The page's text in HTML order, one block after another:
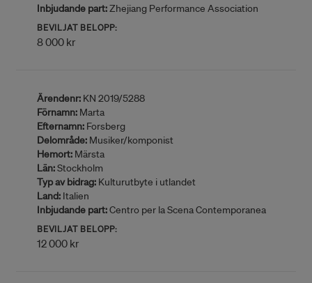
Inbjudande part:Zhejiang Performance Association
BEVILJAT BELOPP:
8 000 kr
Ärendenr: KN 2019/5288
Förnamn: Marta
Efternamn: Forsberg
Delområde: Musiker/komponist
Hemort: Märsta
Län:Stockholm
Typ av bidrag: Kulturutbyte i utlandet
Land: Italien
Inbjudande part:Centro per la Scena Contemporanea
BEVILJAT BELOPP:
12 000 kr